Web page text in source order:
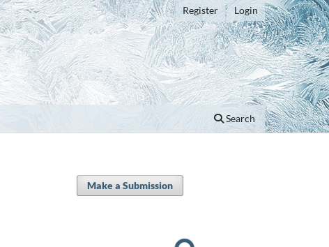
Search
Register Login
Make a Submission